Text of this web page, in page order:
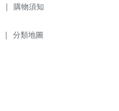
| 購物須知
| 分類地圖